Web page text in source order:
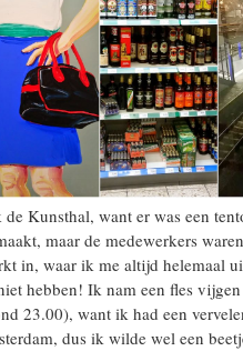
Kunsthal, want er was een
maar de medewerkers
in, waar ik me altijd helemaal
hebben! Ik nam een fles
23.00), want ik had een
dus ik wilde wel een